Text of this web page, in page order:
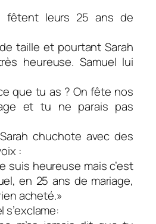
fêtent leurs 25 ans de
taille et pourtant Sarah
heureuse. Samuel lui
que tu as ? On fête nos
et tu ne parais pas
chuchote avec des
:
suis heureuse mais c’est
en 25 ans de mariage,
acheté.»
s’exclame: